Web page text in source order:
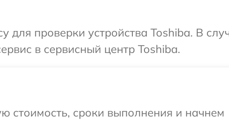
проверки устройства Toshiba. В
в сервисный центр Toshiba.
стоимость, сроки выполнения и начнем